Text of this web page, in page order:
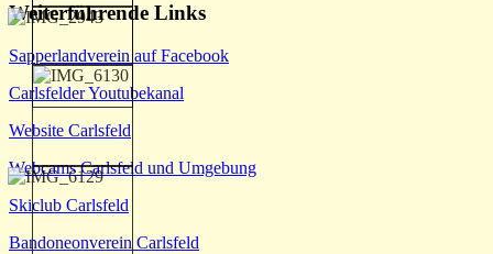
Weiterführende Links
Sapperlandverein auf Facebook
Carlsfelder Youtubekanal
Website Carlsfeld
Webcams Carlsfeld und Umgebung
Skiclub Carlsfeld
Bandoneonverein Carlsfeld